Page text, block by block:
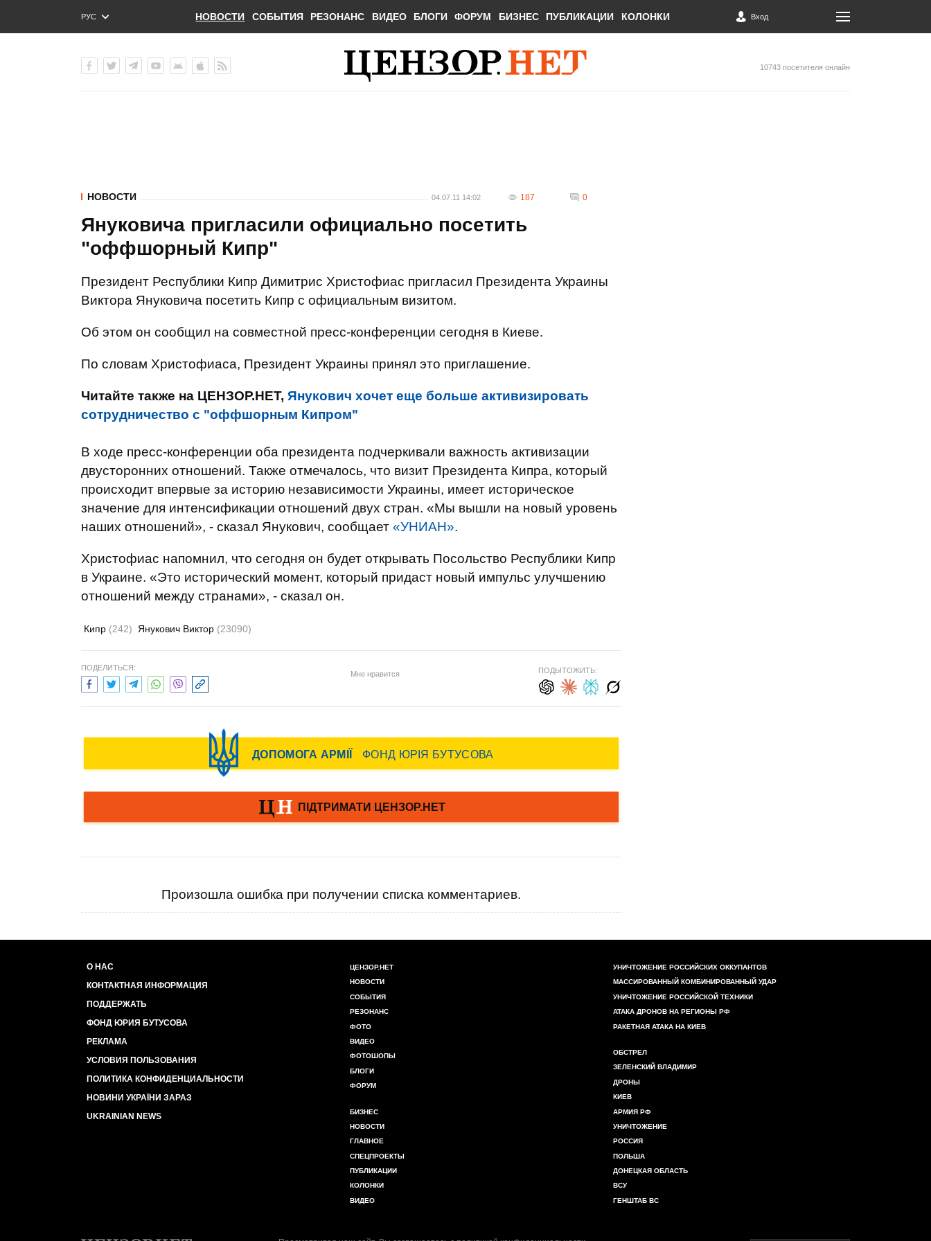
РУС
ENG
НОВОСТИ СОБЫТИЯ РЕЗОНАНС ВИДЕО БЛОГИ ФОРУМ БИЗНЕС ПУБЛИКАЦИИ КОЛОНКИ Вход
10743 посетителя онлайн
НОВОСТИ 04.07.11 14:02 187 0
Януковича пригласили официально посетить
"оффшорный Кипр"
Президент Республики Кипр Димитрис Христофиас пригласил Президента Украины
Виктора Януковича посетить Кипр с официальным визитом.
Об этом он сообщил на совместной пресс-конференции сегодня в Киеве.
По словам Христофиаса, Президент Украины принял это приглашение.
Читайте также на ЦЕНЗОР.НЕТ, Янукович хочет еще больше активизировать
сотрудничество с "оффшорным Кипром"
В ходе пресс-конференции оба президента подчеркивали важность активизации
двусторонних отношений. Также отмечалось, что визит Президента Кипра, который
происходит впервые за историю независимости Украины, имеет историческое
значение для интенсификации отношений двух стран. «Мы вышли на новый уровень
наших отношений», - сказал Янукович, сообщает «УНИАН».
Христофиас напомнил, что сегодня он будет открывать Посольство Республики Кипр
в Украине. «Это исторический момент, который придаст новый импульс улучшению
отношений между странами», - сказал он.
Кипр (242) Янукович Виктор (23090)
ПОДЕЛИТЬСЯ:
Мне нравится ПОДЫТОЖИТЬ:
Произошла ошибка при получении списка комментариев.
О НАС
КОНТАКТНАЯ ИНФОРМАЦИЯ
ПОДДЕРЖАТЬ
ФОНД ЮРИЯ БУТУСОВА
РЕКЛАМА
УСЛОВИЯ ПОЛЬЗОВАНИЯ
ПОЛИТИКА КОНФИДЕНЦИАЛЬНОСТИ
НОВИНИ УКРАЇНИ ЗАРАЗ
UKRAINIAN NEWS
ЦЕНЗОР.НЕТ
НОВОСТИ
СОБЫТИЯ
РЕЗОНАНС
ФОТО
ВИДЕО
ФОТОШОПЫ
БЛОГИ
ФОРУМ
БИЗНЕС
НОВОСТИ
ГЛАВНОЕ
СПЕЦПРОЕКТЫ
ПУБЛИКАЦИИ
КОЛОНКИ
ВИДЕО
УНИЧТОЖЕНИЕ РОССИЙСКИХ ОККУПАНТОВ
МАССИРОВАННЫЙ КОМБИНИРОВАННЫЙ УДАР
УНИЧТОЖЕНИЕ РОССИЙСКОЙ ТЕХНИКИ
АТАКА ДРОНОВ НА РЕГИОНЫ РФ
РАКЕТНАЯ АТАКА НА КИЕВ
ОБСТРЕЛ
ЗЕЛЕНСКИЙ ВЛАДИМИР
ДРОНЫ
КИЕВ
АРМИЯ РФ
УНИЧТОЖЕНИЕ
РОССИЯ
ПОЛЬША
ДОНЕЦКАЯ ОБЛАСТЬ
ВСУ
ГЕНШТАБ ВС